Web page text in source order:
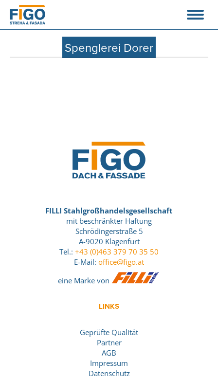
Spenglerei Dorer
FILLI Stahlgroßhandelsgesellschaft
mit beschränkter Haftung
Schrödingerstraße 5
A-9020 Klagenfurt
Tel.: +43 (0)463 379 70 35 50
E-Mail: office@figo.at
eine Marke von
LINKS
Geprüfte Qualität
Partner
AGB
Impressum
Datenschutz